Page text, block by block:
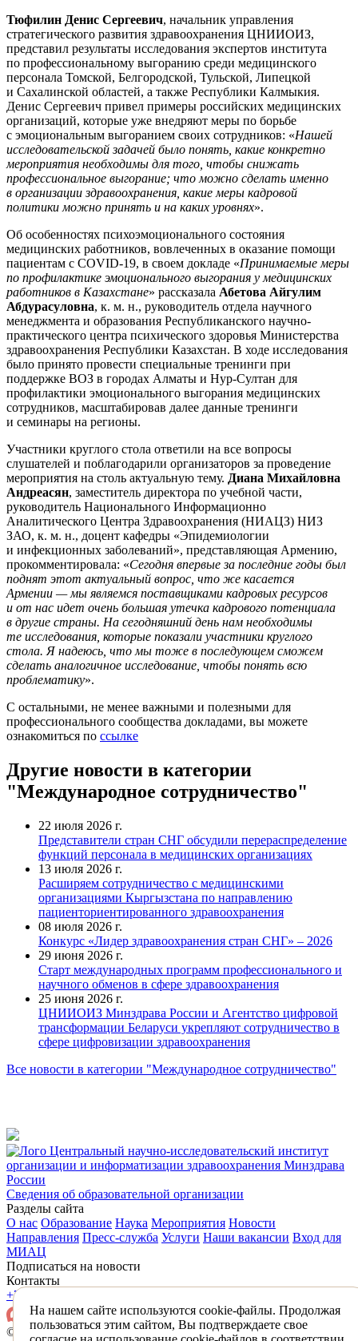
На нашем сайте используются cookie-файлы. Продолжая
пользоваться этим сайтом, Вы подтверждаете свое
Тюфилин Денис Сергеевич, начальник управления
стратегического развития здравоохранения ЦНИИОИЗ,
представил результаты исследования экспертов института
по профессиональному выгоранию среди медицинского
персонала Томской, Белгородской, Тульской, Липецкой
и Сахалинской областей, а также Республики Калмыкия.
Денис Сергеевич привел примеры российских медицинских
организаций, которые уже внедряют меры по борьбе
с эмоциональным выгоранием своих сотрудников: «Нашей
исследовательской задачей было понять, какие конкретно
мероприятия необходимы для того, чтобы снижать
профессиональное выгорание; что можно сделать именно
в организации здравоохранения, какие меры кадровой
политики можно принять и на каких уровнях».
Об особенностях психоэмоционального состояния
медицинских работников, вовлеченных в оказание помощи
пациентам с COVID-19, в своем докладе «Принимаемые меры
по профилактике эмоционального выгорания у медицинских
работников в Казахстане» рассказала Абетова Айгулим
Абдурасуловна, к. м. н., руководитель отдела научного
менеджмента и образования Республиканского научно-
практического центра психического здоровья Министерства
здравоохранения Республики Казахстан. В ходе исследования
было принято провести специальные тренинги при
поддержке ВОЗ в городах Алматы и Нур-Султан для
профилактики эмоционального выгорания медицинских
сотрудников, масштабировав далее данные тренинги
и семинары на регионы.
Участники круглого стола ответили на все вопросы
слушателей и поблагодарили организаторов за проведение
мероприятия на столь актуальную тему. Диана Михайловна
Андреасян, заместитель директора по учебной части,
руководитель Национального Информационно
Аналитического Центра Здравоохранения (НИАЦЗ) НИЗ
ЗАО, к. м. н., доцент кафедры «Эпидемиологии
и инфекционных заболеваний», представляющая Армению,
прокомментировала: «Сегодня впервые за последние годы был
поднят этот актуальный вопрос, что же касается
Армении — мы являемся поставщиками кадровых ресурсов
и от нас идет очень большая утечка кадрового потенциала
в другие страны. На сегодняшний день нам необходимы
те исследования, которые показали участники круглого
стола. Я надеюсь, что мы тоже в последующем сможем
сделать аналогичное исследование, чтобы понять всю
проблематику».
С остальными, не менее важными и полезными для
профессионального сообщества докладами, вы можете
ознакомиться по ссылке
Другие новости в категории
"Международное сотрудничество"
22 июля 2026 г.
Представители стран СНГ обсудили перераспределение
функций персонала в медицинских организациях
13 июля 2026 г.
Расширяем сотрудничество с медицинскими
организациями Кыргызстана по направлению
пациенториентированного здравоохранения
08 июля 2026 г.
Конкурс «Лидер здравоохранения стран СНГ» – 2026
29 июня 2026 г.
Старт международных программ профессионального и
научного обменов в сфере здравоохранения
25 июня 2026 г.
ЦНИИОИЗ Минздрава России и Агентство цифровой
трансформации Беларуси укрепляют сотрудничество в
сфере цифровизации здравоохранения
Все новости в категории "Международное сотрудничество"
Центральный научно-исследовательский институт
организации и информатизации здравоохранения Минздрава
России
Сведения об образовательной организации
Разделы сайта
О нас Образование Наука Мероприятия Новости
Направления Пресс-служба Услуги Наши вакансии Вход для
МИАЦ
Подписаться на новости
Контакты
+7 (495) 618-31-83
© 2026 ФГБУ «ЦНИИОИЗ» Минздрава России